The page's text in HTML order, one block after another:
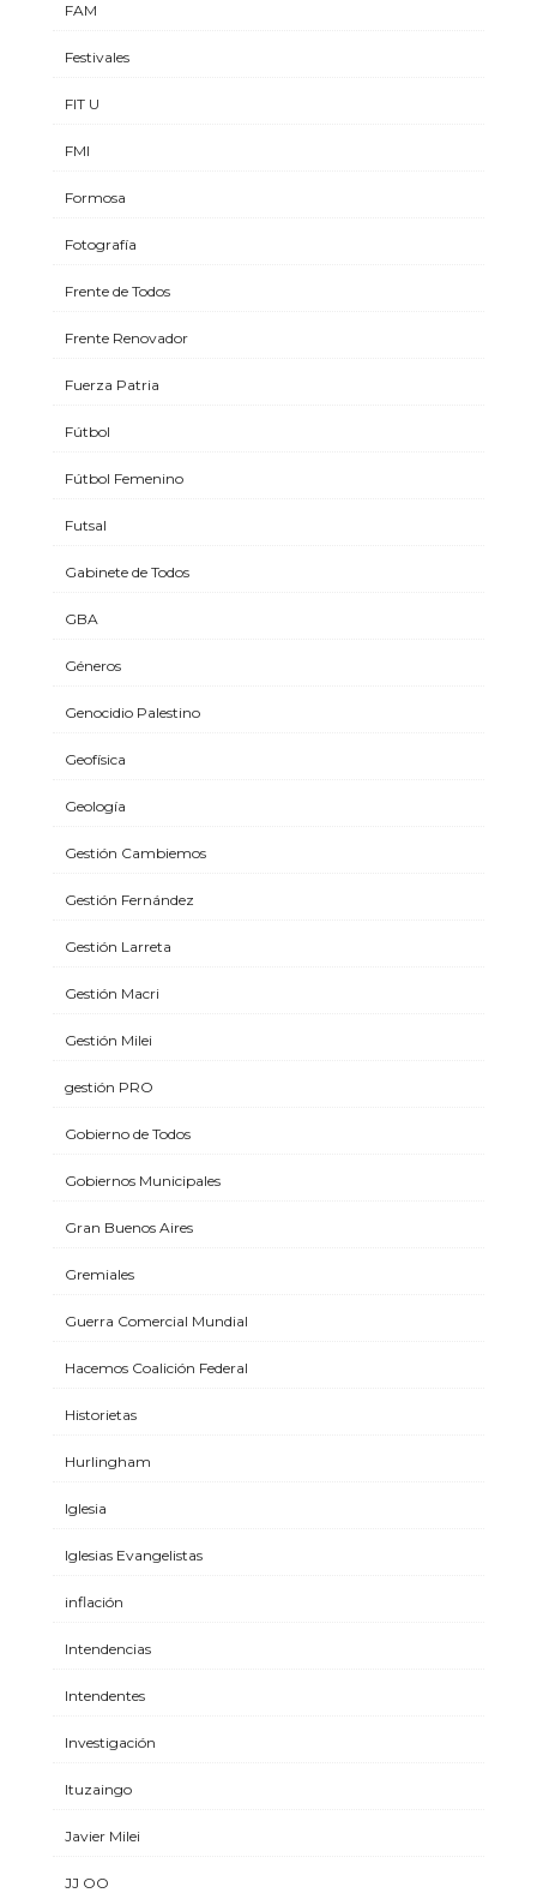
FAM
Festivales
FIT U
FMI
Formosa
Fotografía
Frente de Todos
Frente Renovador
Fuerza Patria
Fútbol
Fútbol Femenino
Futsal
Gabinete de Todos
GBA
Géneros
Genocidio Palestino
Geofísica
Geología
Gestión Cambiemos
Gestión Fernández
Gestión Larreta
Gestión Macri
Gestión Milei
gestión PRO
Gobierno de Todos
Gobiernos Municipales
Gran Buenos Aires
Gremiales
Guerra Comercial Mundial
Hacemos Coalición Federal
Historietas
Hurlingham
Iglesia
Iglesias Evangelistas
inflación
Intendencias
Intendentes
Investigación
Ituzaingo
Javier Milei
JJ OO